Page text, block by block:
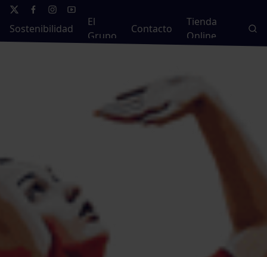
Sostenibilidad
El
Grupo
Contacto
Tienda
Online